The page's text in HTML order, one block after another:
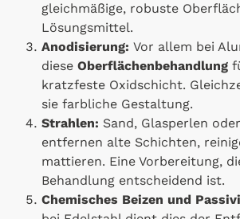
gleichmäßige, robuste
Lösungsmittel.
Anodisierung: Vor allem bei
diese Oberflächenbehandlung
kratzfeste Oxidschicht.
sie farbliche Gestaltung.
Strahlen: Sand, Glasperlen
entfernen alte Schichten,
mattieren. Eine Vorbereitung,
Behandlung entscheidend ist.
Chemisches Beizen und